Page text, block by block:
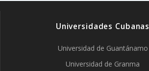
Universidades Cubanas
Universidad de Guantánamo
Universidad de Granma